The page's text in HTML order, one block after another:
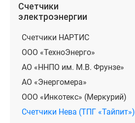
Счетчики
электроэнергии
Счетчики НАРТИС
ООО «ТехноЭнерго»
АО «ННПО им. М.В. Фрунзе»
АО «Энергомера»
ООО «Инкотекс» (Меркурий)
Счетчики Нева (ТПГ «Тайпит»)